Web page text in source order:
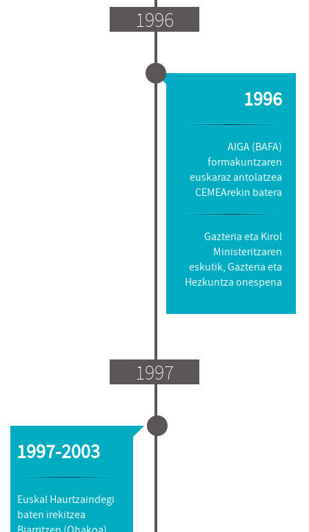
1996
1996
AIGA (BAFA)
formakuntzaren
euskaraz antolatzea
CEMEArekin batera
Gazteria eta Kirol
Ministeritzaren
eskutik, Gazteria eta
Hezkuntza onespena
1997
1997-2003
Euskal Haurtzaindegi
baten irekitzea
Biarritzen (Ohakoa)